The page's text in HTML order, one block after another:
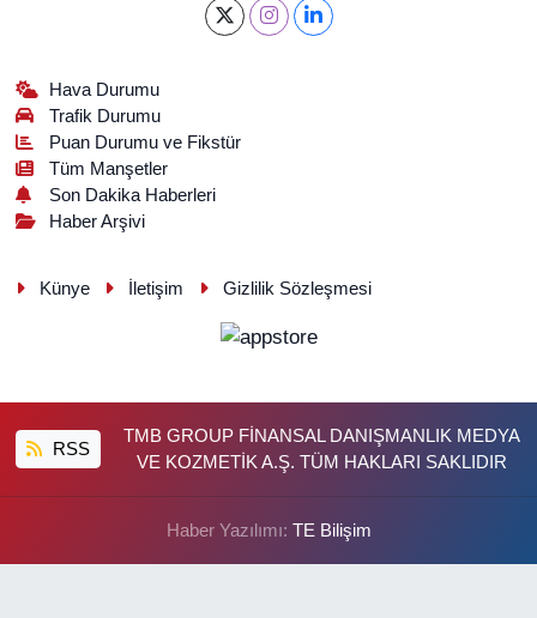
Hava Durumu
Trafik Durumu
Puan Durumu ve Fikstür
Tüm Manşetler
Son Dakika Haberleri
Haber Arşivi
Künye İletişim Gizlilik Sözleşmesi
RSS
TMB GROUP FİNANSAL DANIŞMANLIK MEDYA
VE KOZMETİK A.Ş. TÜM HAKLARI SAKLIDIR
Haber Yazılımı: TE Bilişim